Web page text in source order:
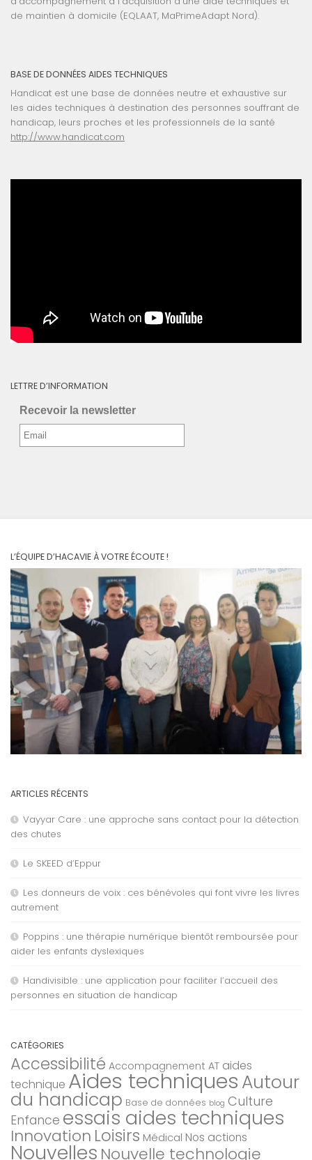
de maintien à domicile (EQLAAT, MaPrimeAdapt Nord).
BASE DE DONNÉES AIDES TECHNIQUES
Handicat est une base de données neutre et exhaustive sur
les aides techniques à destination des personnes souffrant de
handicap, leurs proches et les professionnels de la santé
http://www.handicat.com
LETTRE D’INFORMATION
Recevoir la newsletter
L’ÉQUIPE D’HACAVIE À VOTRE ÉCOUTE !
ARTICLES RÉCENTS
Vayyar Care : une approche sans contact pour la détection
des chutes
Le SKEED d’Eppur
Les donneurs de voix : ces bénévoles qui font vivre les livres
autrement
Poppins : une thérapie numérique bientôt remboursée pour
aider les enfants dyslexiques
Handivisible : une application pour faciliter l’accueil des
personnes en situation de handicap
CATÉGORIES
Accessibilité Accompagnement AT aides
technique Aides techniquesAutour
du handicap Base de données blog Culture
Enfance essais aides techniques
Innovation Loisirs Médical Nos actions
Nouvelles Nouvelle technologie